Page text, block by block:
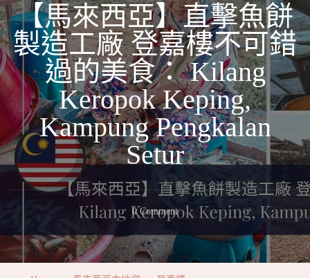
【馬來西亞】直擊魚餅
製造工廠 登嘉樓不可錯
過的美食： Kilang
Keropok Keping,
Kampung Pengkalan
Setur
0 CommentOn